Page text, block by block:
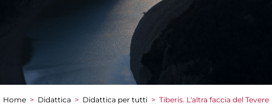
Home > Didattica > Didattica per tutti > Tiberis. L'altra faccia del Tevere